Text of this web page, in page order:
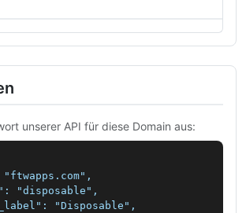
unserer API für diese Domain aus:
"disposable",
"Disposable",